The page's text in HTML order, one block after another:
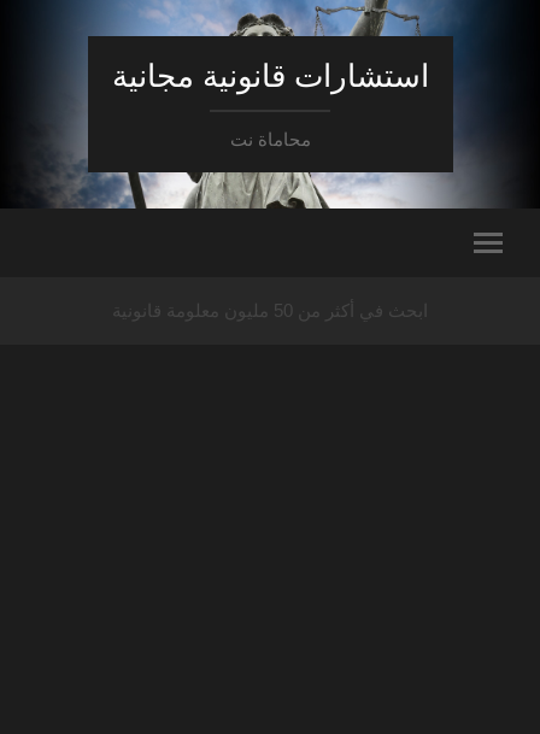
استشارات قانونية مجانية
محاماة نت
ابحث في أكثر من 50 مليون معلومة قانونية